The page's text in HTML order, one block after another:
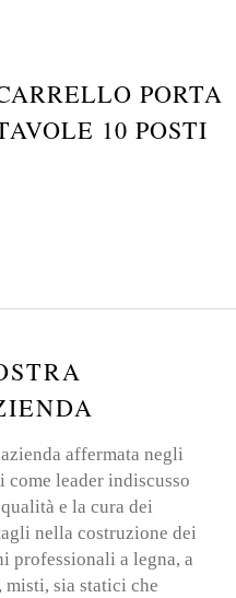
PORTA
10 POSTI
affermata negli
come leader indiscusso
e la cura dei
nella costruzione dei
professionali a legna, a
misti, sia statici che